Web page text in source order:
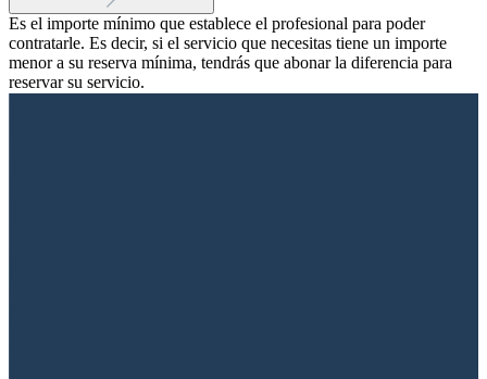
Es el importe mínimo que establece el profesional para poder
contratarle. Es decir, si el servicio que necesitas tiene un importe
menor a su reserva mínima, tendrás que abonar la diferencia para
reservar su servicio.